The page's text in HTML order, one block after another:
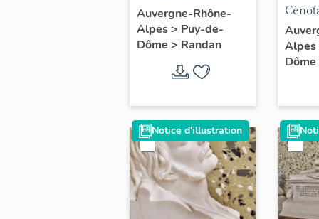
sur l'aile des
cuisines avec son
mobilier
Auvergne-Rhône-
Alpes> Puy-de-
Dôme > Randan
de
la
Alpes
Dôme
Notice d'illustration